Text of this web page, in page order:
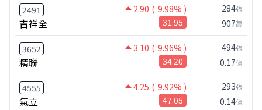
2491 2.90 ( 9.98% )
吉祥全 31.95
284張
907萬
3652 3.10 ( 9.96% )
精聯 34.20
494張
0.17億
4555 4.25 ( 9.92% )
氣立 47.05
293張
0.14億